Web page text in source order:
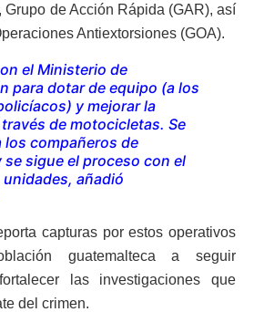
Grupo de Acción Rápida (GAR), así
Antiextorsiones (GOA).
el Ministerio de
para dotar de equipo (a los
y mejorar la
de motocicletas. Se
los compañeros de
se sigue el proceso con el
añadió
capturas por estos operativos
guatemalteca a seguir
las investigaciones que
del crimen.